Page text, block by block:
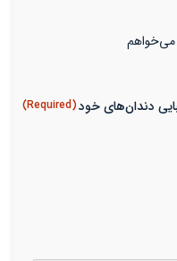
می‌خواهم
دندان‌های خود(Required)